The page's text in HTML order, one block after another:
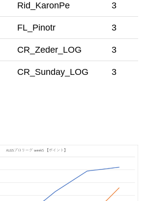
Rid_KaronPe 3
FL_Pinotr 3
CR_Zeder_LOG 3
CR_Sunday_LOG 3